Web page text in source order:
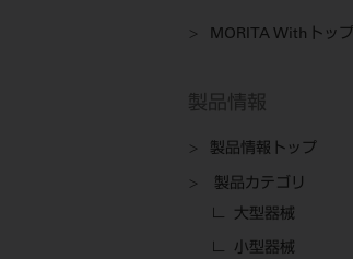
MORITA Withトップ
製品情報
製品情報トップ
製品カテゴリ
大型器械
小型器械